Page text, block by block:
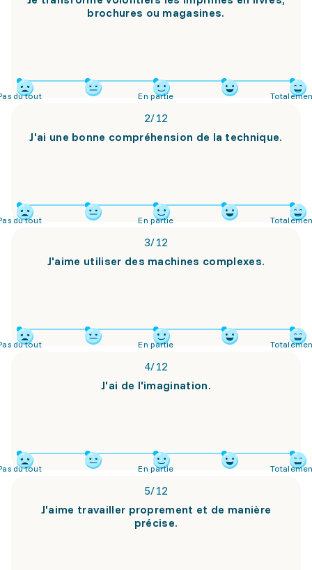
brochures ou magasines.
du tout En partie
2/12
J'ai une bonne compréhension de la technique.
du tout En partie
3/12
J'aime utiliser des machines complexes.
du tout En partie
4/12
J'ai de l'imagination.
du tout En partie
5/12
J'aime travailler proprement et de manière
précise.